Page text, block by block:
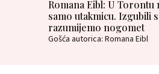
Romana Eibl: U
samo utakmicu. Izgubili
razumijemo nogomet
Gošća autorica: Romana Eibl